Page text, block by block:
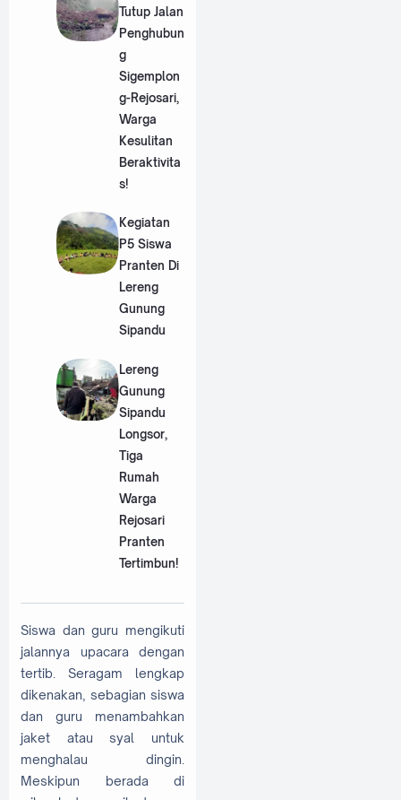
Tutup Jalan
Penghubun
g
Sigemplon
g-Rejosari,
Warga
Kesulitan
Beraktivita
s!
Kegiatan
P5 Siswa
Pranten Di
Lereng
Gunung
Sipandu
Lereng
Gunung
Sipandu
Longsor,
Tiga
Rumah
Warga
Rejosari
Pranten
Tertimbun!
Siswa dan guru mengikuti
jalannya upacara dengan
tertib. Seragam lengkap
dikenakan, sebagian siswa
dan guru menambahkan
jaket atau syal untuk
menghalau dingin.
Meskipun berada di